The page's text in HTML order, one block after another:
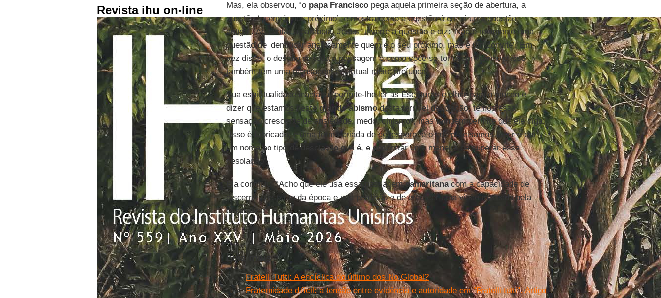
Revista ihu on-line Mas, ela observou, “o papa Franciscopega aquela primeira seção de abertura, a
questão ‘quem é meu próximo’, e mostra como a questão é em si uma questão
antiga”. Ao contar a parábola, Jesus “inverte a questão e diz: ‘Não é realmente uma
questão de identificar ansiosamente quem é o seu próximo, mas é um convite’. Em
vez disso, o desafio de toda a passagem é como você se torna um vizinho e isso
também tem uma mensagem espiritual muito profunda”.
Sua espiritualidade inaciana “permite-lhe ler as Escrituras e olhar para o mundo e
dizer que estamos nestegrande abismodesta terrível desolação; temos essa
sensação crescente de ansiedade, medo, cinismo”, mas também permite que ele diga:
“Isso é fabricado; é uma forma criada de desespero, e o que precisamos fazer é dar
um nome ao tipo de desolação que é, e encontrar uma maneira de superar essa
desolação”.
Ela concluiu: “Acho que ele usa essa passagemsamaritanacom a capacidade de
discernir o espírito da época e sua perdição e de oferecer uma visão marcada pela
esperança”.
Leia mais
Fratelli Tutti: A encíclica do último dos No Global?
Fraternidade difícil: a tensão entre evidência e autoridade em "Fratelli tutti". Artigo